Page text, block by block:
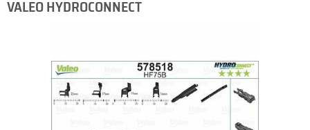
VALEO HYDROCONNECT